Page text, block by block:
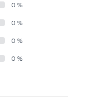
0 %
0 %
0 %
0 %